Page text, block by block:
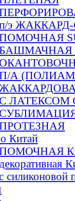
п/э
ПОМОЧНАЯ
БАШМАЧНАЯ
П/А
С ЛАТЕКСОМ
ПРОТЕЗНАЯ
Китай
ПОМОЧНАЯ
силиконовой